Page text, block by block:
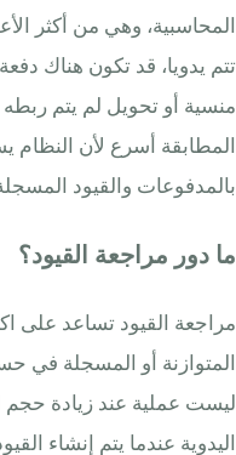
المحاسبية، وهي من أكثر
تتم يدويا، قد تكون هناك
المطابقة أسرع لأن النظام
بالمدفوعات والقيود
ما دور مراجعة القيود؟
مراجعة القيود تساعد على
المتوازنة أو المسجلة في
ليست عملية عند زيادة حجم
اليدوية عندما يتم إنشاء